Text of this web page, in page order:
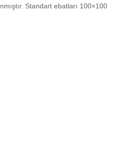
Standart ebatları 100×100